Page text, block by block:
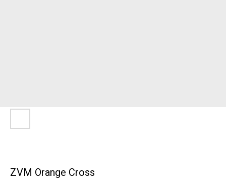
ZVM Orange Cross